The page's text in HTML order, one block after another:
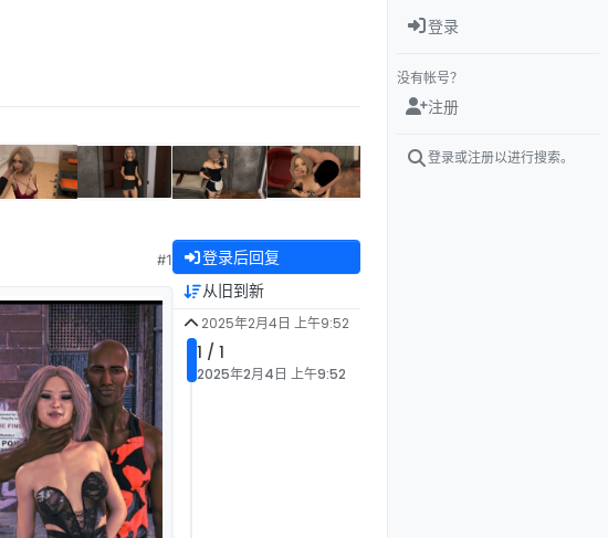
#1 登录后回复
从旧到新
2025年2月4日 上午9:52
1 / 1
2025年2月4日 上午9:52
登录
没有帐号？
注册
登录或注册以进行搜索。